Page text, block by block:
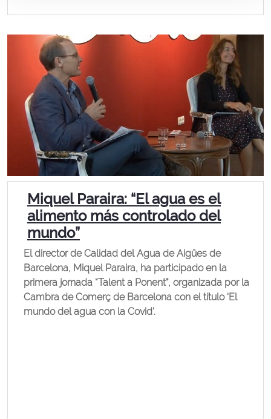
Miquel Paraira: “El agua es el
alimento más controlado del
mundo”
El director de Calidad del Agua de Aigües de
Barcelona, Miquel Paraira, ha participado en la
primera jornada “Talent a Ponent”, organizada por la
Cambra de Comerç de Barcelona con el título ‘El
mundo del agua con la Covid’.